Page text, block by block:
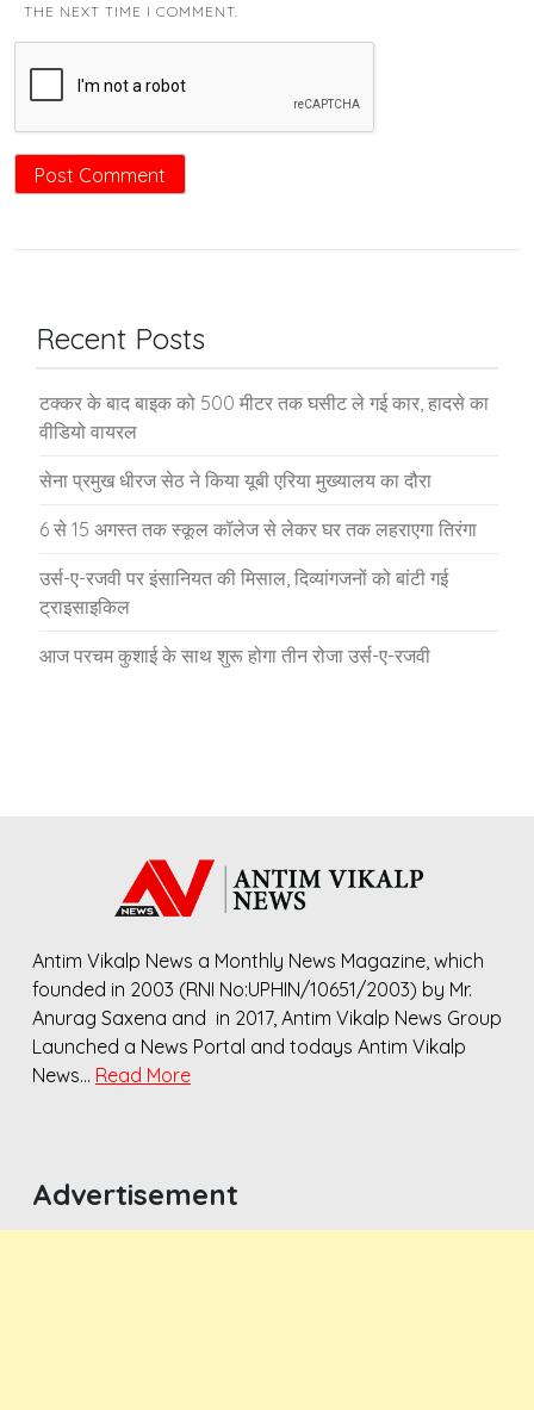
THE NEXT TIME I COMMENT.
Recent Posts
टक्कर के बाद बाइक को 500 मीटर तक घसीट ले गई कार, हादसे का
वीडियो वायरल
सेना प्रमुख धीरज सेठ ने किया यूबी एरिया मुख्यालय का दौरा
6 से 15 अगस्त तक स्कूल कॉलेज से लेकर घर तक लहराएगा तिरंगा
उर्स-ए-रजवी पर इंसानियत की मिसाल, दिव्यांगजनों को बांटी गई
ट्राइसाइकिल
आज परचम कुशाई के साथ शुरू होगा तीन रोजा उर्स-ए-रजवी
Antim Vikalp News a Monthly News Magazine, which
founded in 2003 (RNI No:UPHIN/10651/2003) by Mr.
Anurag Saxena and in 2017, Antim Vikalp News Group
Launched a News Portal and todays Antim Vikalp
News… Read More
Advertisement